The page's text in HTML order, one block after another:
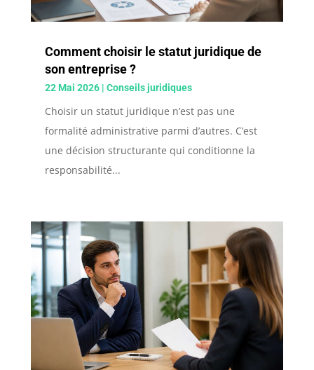
Comment choisir le statut juridique de
son entreprise ?
22 Mai 2026| Conseils juridiques
Choisir un statut juridique n’est pas une
formalité administrative parmi d’autres. C’est
une décision structurante qui conditionne la
responsabilité...